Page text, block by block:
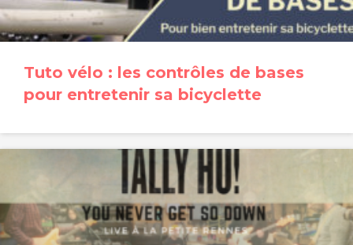
Tuto vélo : les contrôles de bases
pour entretenir sa bicyclette